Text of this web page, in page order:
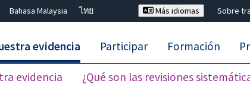
Bahasa Malaysia
ไทย
Más idiomas Sobre
evidencia
evidencia ¿Qué son las revisiones
Participar Formación